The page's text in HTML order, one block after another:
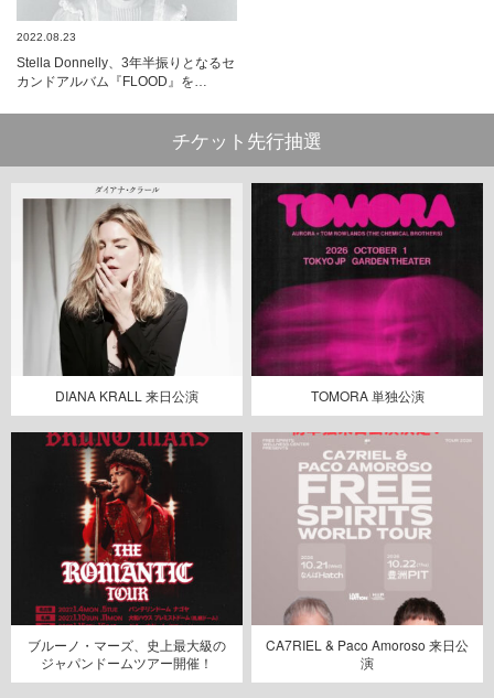
2022.08.23
Stella Donnelly、3年半振りとなるセ
カンドアルバム『FLOOD』を…
チケット先行抽選
DIANA KRALL 来日公演 TOMORA 単独公演
ブルーノ・マーズ、史上最大級の
ジャパンドームツアー開催！
CA7RIEL & Paco Amoroso 来日公
演